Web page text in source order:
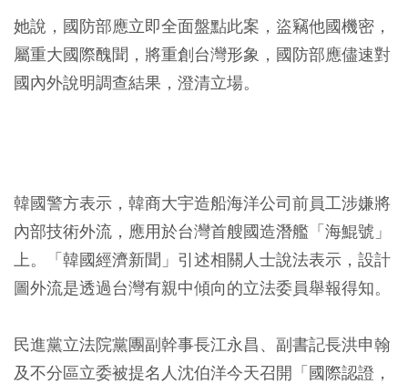
她說，國防部應立即全面盤點此案，盜竊他國機密，
屬重大國際醜聞，將重創台灣形象，國防部應儘速對
國內外說明調查結果，澄清立場。
韓國警方表示，韓商大宇造船海洋公司前員工涉嫌將
內部技術外流，應用於台灣首艘國造潛艦「海鯤號」
上。「韓國經濟新聞」引述相關人士說法表示，設計
圖外流是透過台灣有親中傾向的立法委員舉報得知。
民進黨立法院黨團副幹事長江永昌、副書記長洪申翰
及不分區立委被提名人沈伯洋今天召開「國際認證，